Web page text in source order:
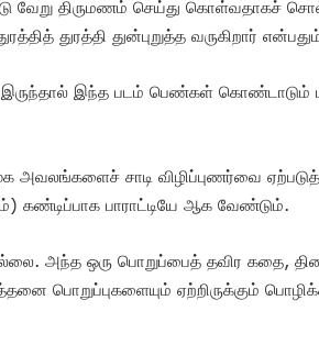
வேறு திருமணம் செய்து கொள்வதாகச்
துரத்தி துன்புறுத்த வருகிறார் என்பதும்
இருந்தால் இந்த படம் பெண்கள் கொண்டாடும்
அவலங்களைச் சாடி விழிப்புணர்வை
கண்டிப்பாக பாராட்டியே ஆக வேண்டும்.
அந்த ஒரு பொறுப்பைத் தவிர கதை,
பொறுப்புகளையும் ஏற்றிருக்கும்